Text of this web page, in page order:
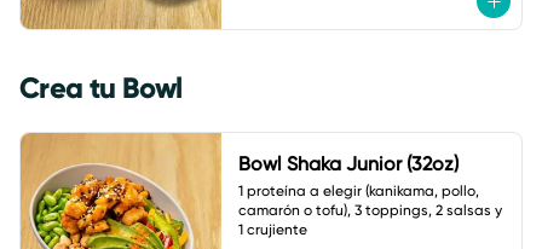
Crea tu Bowl
Bowl Shaka Junior (32oz)
1 proteína a elegir (kanikama, pollo,
camarón o tofu), 3 toppings, 2 salsas y
1 crujiente